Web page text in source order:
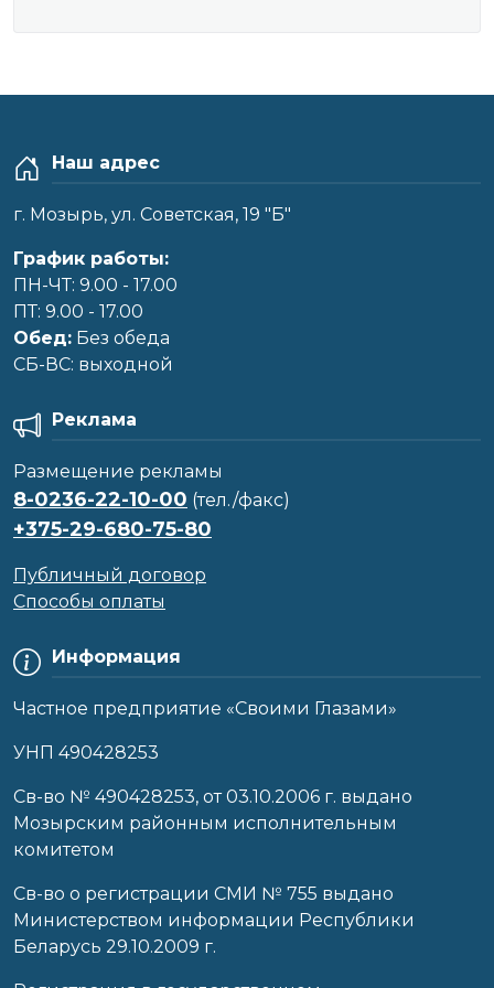
Наш адрес
г. Мозырь, ул. Советская, 19 "Б"
График работы:
ПН-ЧТ: 9.00 - 17.00
ПТ: 9.00 - 17.00
Обед: Без обеда
CБ-ВС: выходной
Информация
Частное предприятие «Своими Глазами»
УНП 490428253
Cв-во № 490428253, от 03.10.2006 г. выдано
Мозырским районным исполнительным
комитетом
Св-во о регистрации СМИ № 755 выдано
Министерством информации Республики
Беларусь 29.10.2009 г.
Реклама
Размещение рекламы
8-0236-22-10-00 (тел./факс)
+375-29-680-75-80
Публичный договор
Способы оплаты